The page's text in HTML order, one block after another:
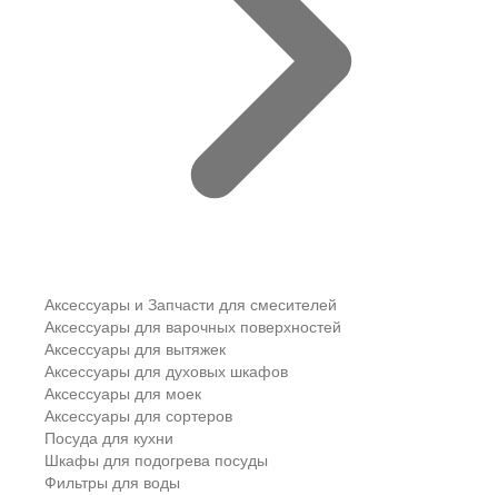
Аксессуары и Запчасти для смесителей
Аксессуары для варочных поверхностей
Аксессуары для вытяжек
Аксессуары для духовых шкафов
Аксессуары для моек
Аксессуары для сортеров
Посуда для кухни
Шкафы для подогрева посуды
Фильтры для воды